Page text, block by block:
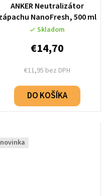
ANKER Neutralizátor
zápachu NanoFresh, 500 ml
Skladom
€11,95 bez DPH
€14,70
DO KOŠÍKA
novinka